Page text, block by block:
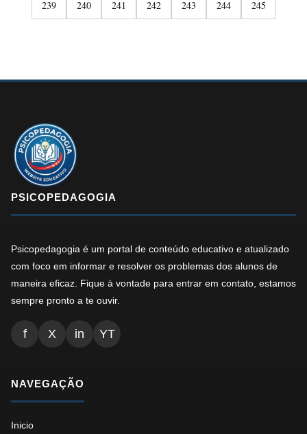
239 240 241 242 243 244 245
PSICOPEDAGOGIA
Psicopedagogia é um portal de conteúdo educativo e atualizado
com foco em informar e resolver os problemas dos alunos de
maneira eficaz. Fique à vontade para entrar em contato, estamos
sempre pronto a te ouvir.
f X in YT
NAVEGAÇÃO
Inicio